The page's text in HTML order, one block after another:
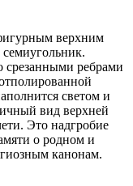
верхним
срезанными ребрами
светом и
вид верхней
Это надгробие
о родном и
канонам.